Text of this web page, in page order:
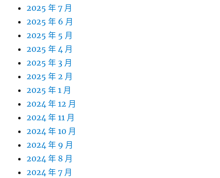
2025 年 7 月
2025 年 6 月
2025 年 5 月
2025 年 4 月
2025 年 3 月
2025 年 2 月
2025 年 1 月
2024 年 12 月
2024 年 11 月
2024 年 10 月
2024 年 9 月
2024 年 8 月
2024 年 7 月